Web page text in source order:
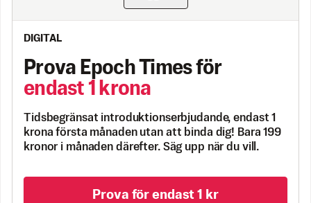
DIGITAL
Prova Epoch Times för
endast 1 krona
Tidsbegränsat introduktionserbjudande, endast 1
krona första månaden utan att binda dig! Bara 199
kronor i månaden därefter. Säg upp när du vill.
Prova för endast 1 kr